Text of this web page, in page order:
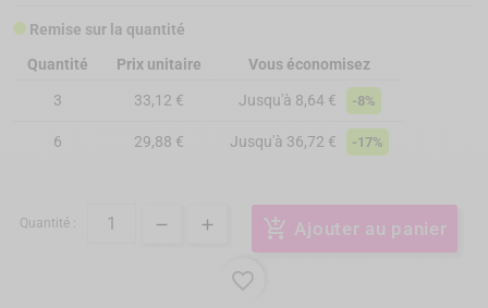
Remise sur la quantité
Quantité
Prix unitaire Vous économisez
3 33,12 € Jusqu'à 8,64 € -8%
6 29,88 € Jusqu'à 36,72 € -17%
Quantité : add_shopping_cart Ajouter au panier
favorite_border